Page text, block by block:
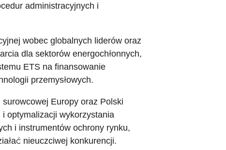
administracyjnych i
wobec globalnych liderów oraz
dla sektorów energochłonnych,
ETS na finansowanie
przemysłowych.
Europy oraz Polski
optymalizacji wykorzystania
i instrumentów ochrony rynku,
nieuczciwej konkurencji.